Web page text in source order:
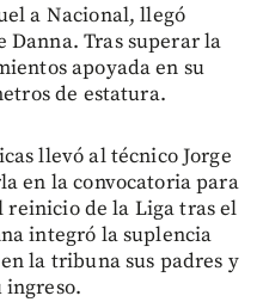
a Nacional, llegó
Tras superar la
apoyada en su
de estatura.
llevó al técnico Jorge
en la convocatoria para
reinicio de la Liga tras el
integró la suplencia
la tribuna sus padres y
ingreso.